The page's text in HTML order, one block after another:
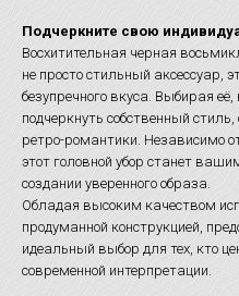
Подчеркните свою
Восхитительная черная
не просто стильный аксессуар,
безупречного вкуса. Выбирая
подчеркнуть собственный
ретро-романтики. Независимо
этот головной убор станет
создании уверенного образа.
Обладая высоким качеством
продуманной конструкцией,
идеальный выбор для тех, кто
современной интерпретации.